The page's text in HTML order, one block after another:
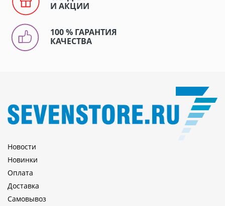
И АКЦИИ
100 % ГАРАНТИЯ
КАЧЕСТВА
Новости
Новинки
Оплата
Доставка
Самовывоз